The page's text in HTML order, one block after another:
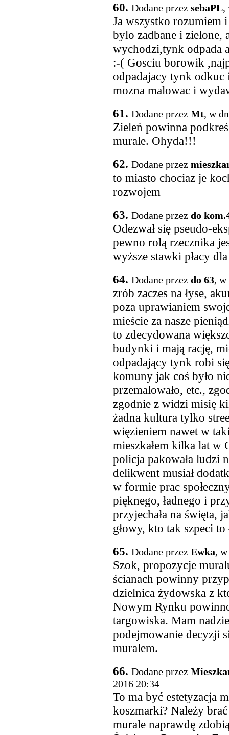
60. Dodane przez sebaPL,
Ja wszystko rozumiem
bylo zadbane i zielone,
wychodzi,tynk odpada
:-( Gosciu borowik
odpadajacy tynk
mozna malowac i
61. Dodane przez Mt, w
Zieleń powinna
murale. Ohyda!!!
62. Dodane przez
to miasto chociaz je
rozwojem
63. Dodane przez do
Odezwał się pseudo-
pewno rolą rzecznika
wyższe stawki płacy
64. Dodane przez do 63, w
zrób zaczes na łyse,
poza uprawianiem
mieście za nasze
to zdecydowana
budynki i mają rację,
odpadający tynk robi
komuny jak coś było
przemalowało, etc.,
zgodnie z widzi misię
żadna kultura tylko
więzieniem nawet w
mieszkałem kilka lat w
policja pakowała ludzi
delikwent musiał
w formie prac
pięknego, ładnego i
przyjechała na święta,
głowy, kto tak szpeci to
65. Dodane przez Ewka,
Szok, propozycje
ścianach powinny
dzielnica żydowska z
Nowym Rynku
targowiska. Mam
podejmowanie decyzji
muralem.
66. Dodane przez
2016 20:34
To ma być estetyzacja
koszmarki? Należy
murale naprawdę